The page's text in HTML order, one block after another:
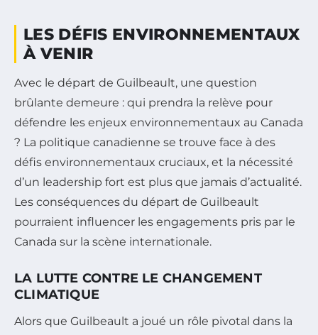
LES DÉFIS ENVIRONNEMENTAUX
À VENIR
Avec le départ de Guilbeault, une question
brûlante demeure : qui prendra la relève pour
défendre les enjeux environnementaux au Canada
? La politique canadienne se trouve face à des
défis environnementaux cruciaux, et la nécessité
d’un leadership fort est plus que jamais d’actualité.
Les conséquences du départ de Guilbeault
pourraient influencer les engagements pris par le
Canada sur la scène internationale.
LA LUTTE CONTRE LE CHANGEMENT
CLIMATIQUE
Alors que Guilbeault a joué un rôle pivotal dans la